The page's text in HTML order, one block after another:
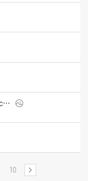
롤스로이스 Project Nightingale Concept (2026)
10